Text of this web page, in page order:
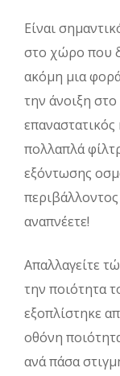
Είναι
στο χώρο που
ακόμη μια
την άνοιξη
πολλαπλά
εξόντωσης
αναπνέετε!
Απαλλαγείτε
την ποιότητα
εξοπλίστηκε
οθόνη
ανά πάσα